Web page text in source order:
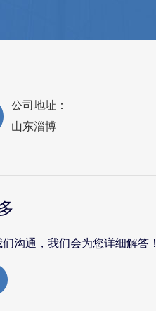
公司地址：
山东淄博
沟通，我们会为您详细解答！